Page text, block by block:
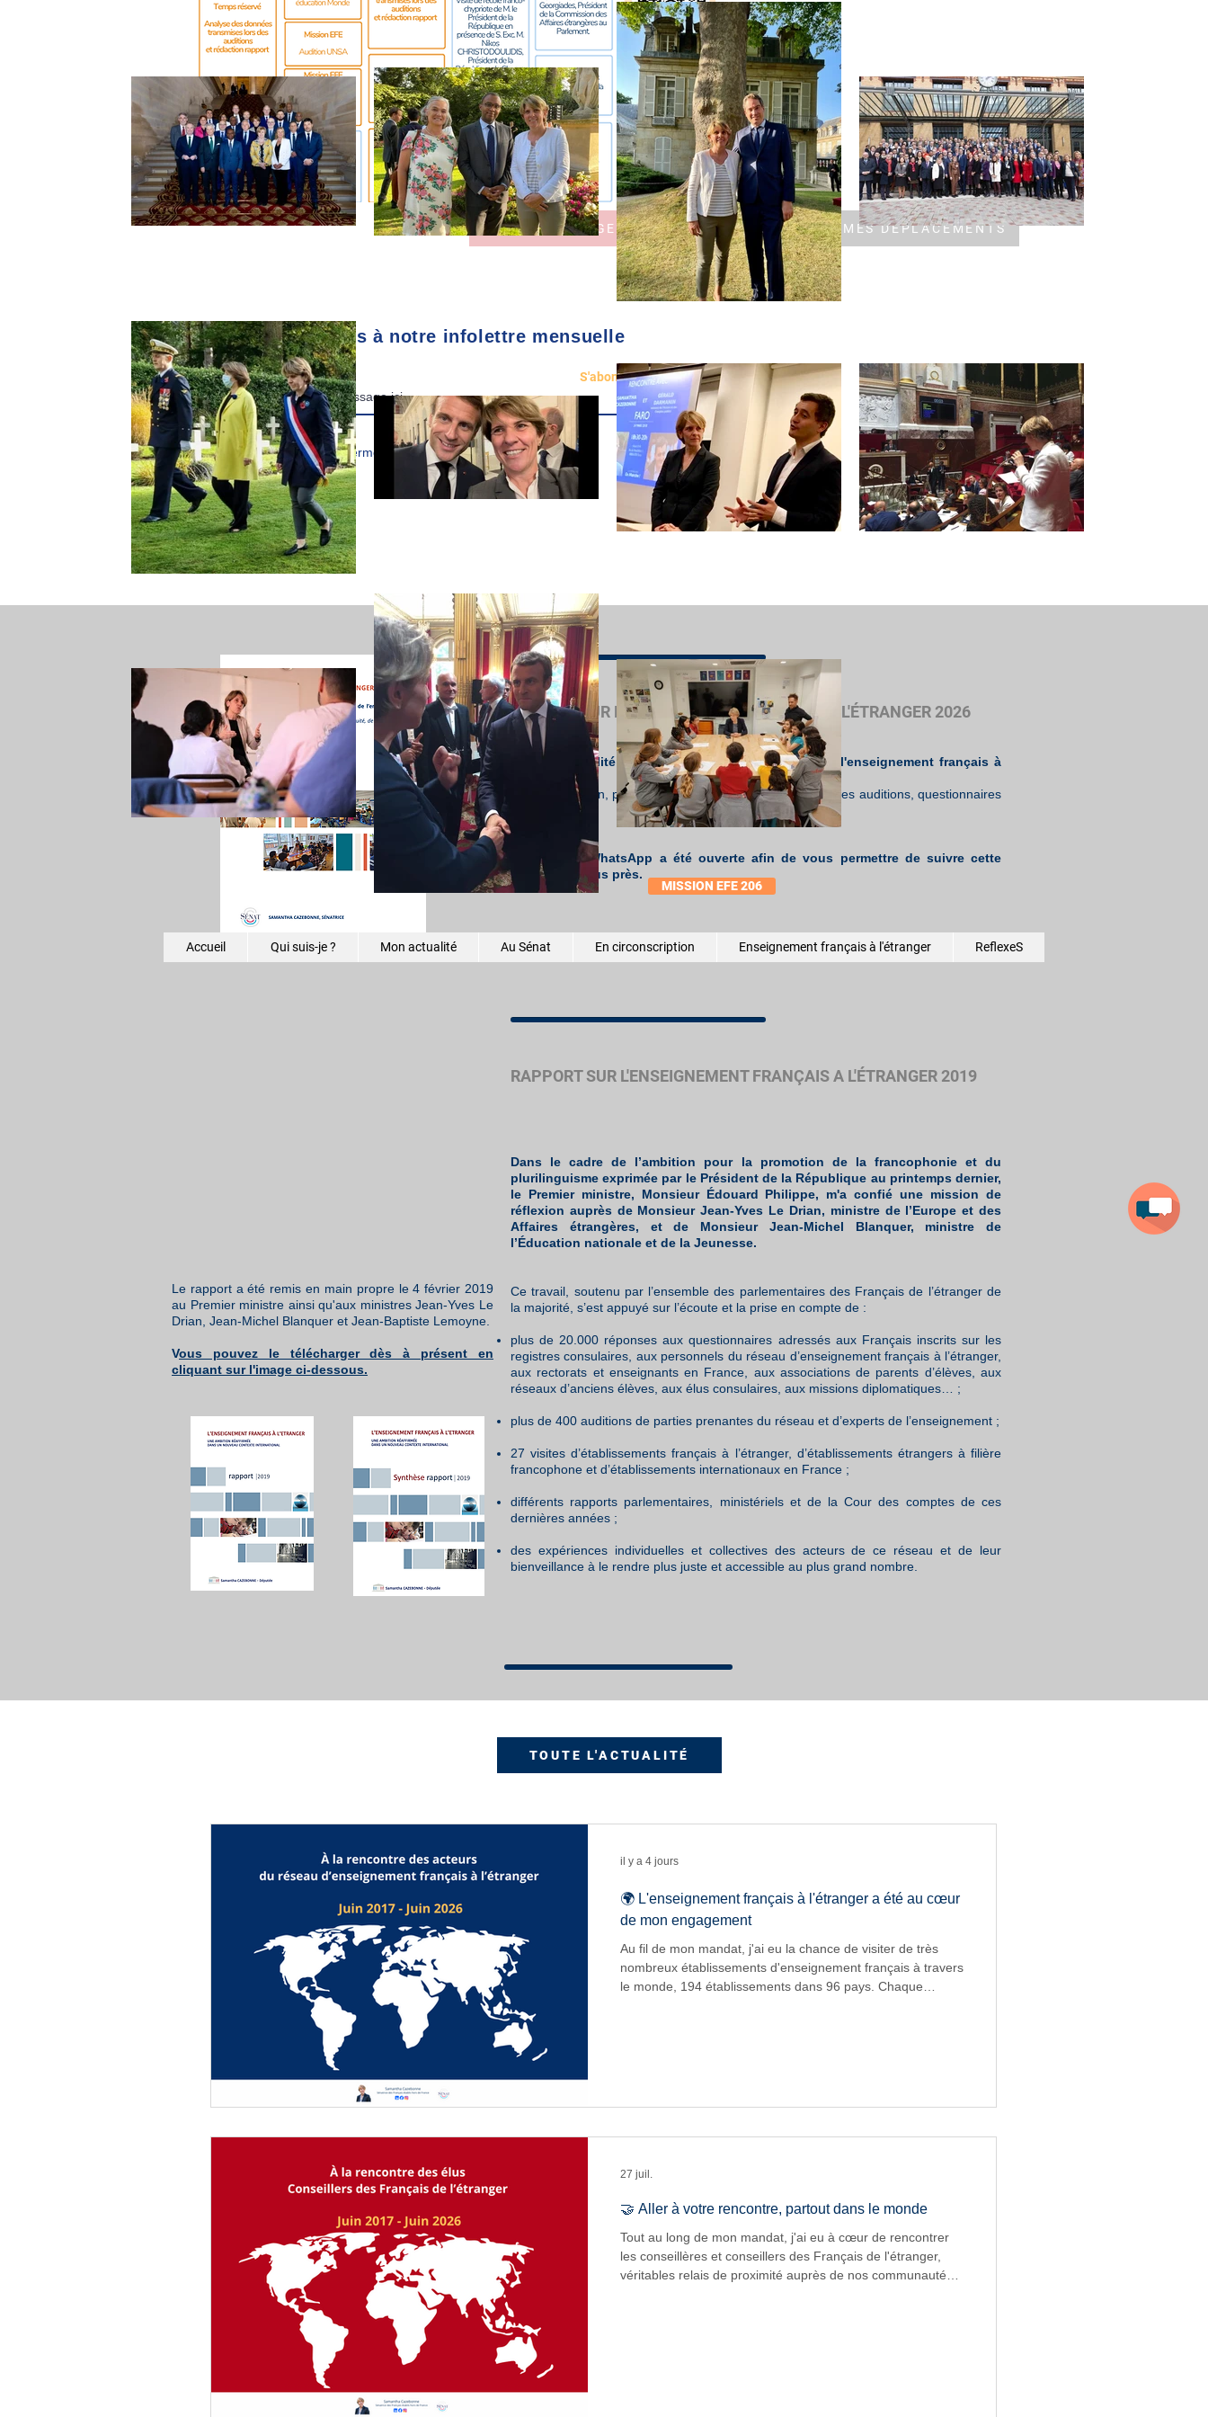
TOUS LES AGENDAS
Abonnez-vous à notre infolettre mensuelle
E-mail S'abonner
J’accepte les termes et conditions
SUIVRE MES DÉPLACEMENTS
MISSION SUR L'ENSEIGNEMENT FRANÇAIS A L'ÉTRANGER 2026
Suivez l'actualité de la mission dédiée à l'avenir de l'enseignement français à
l'étranger :
lettre de mission, points d'étape hebdomadaire, agenda des auditions, questionnaires
Une chaîne WhatsApp a été ouverte afin de vous permettre de suivre cette
mission au plus près.
MISSION EFE 206
Le rapport a été remis en main propre le 4 février 2019
au Premier ministre ainsi qu'aux ministres Jean-Yves Le
Drian, Jean-Michel Blanquer et Jean-Baptiste Lemoyne.
Vous pouvez le télécharger dès à présent en
cliquant sur l'image ci-dessous.
RAPPORT SUR L'ENSEIGNEMENT FRANÇAIS A L'ÉTRANGER 2019
Dans le cadre de l’ambition pour la promotion de la francophonie et du
plurilinguisme exprimée par le Président de la République au printemps dernier,
le Premier ministre, Monsieur Édouard Philippe, m'a confié une mission de
réflexion auprès de Monsieur Jean-Yves Le Drian, ministre de l’Europe et des
Affaires étrangères, et de Monsieur Jean-Michel Blanquer, ministre de
l’Éducation nationale et de la Jeunesse.
Ce travail, soutenu par l’ensemble des parlementaires des Français de l’étranger de
la majorité, s’est appuyé sur l’écoute et la prise en compte de :
plus de 20.000 réponses aux questionnaires adressés aux Français inscrits sur les
registres consulaires, aux personnels du réseau d’enseignement français à l’étranger,
aux rectorats et enseignants en France, aux associations de parents d’élèves, aux
réseaux d’anciens élèves, aux élus consulaires, aux missions diplomatiques… ;
plus de 400 auditions de parties prenantes du réseau et d’experts de l’enseignement ;
27 visites d’établissements français à l’étranger, d’établissements étrangers à filière
francophone et d’établissements internationaux en France ;
différents rapports parlementaires, ministériels et de la Cour des comptes de ces
dernières années ;
des expériences individuelles et collectives des acteurs de ce réseau et de leur
bienveillance à le rendre plus juste et accessible au plus grand nombre.
TOUTE L'ACTUALITÉ
🌍 L'enseignement français à l'étranger a été au cœur
de mon engagement
Au fil de mon mandat, j'ai eu la chance de visiter de très
nombreux établissements d'enseignement français à travers
le monde, 194 établissements dans 96 pays. Chaque
il y a 4 jours
🤝 Aller à votre rencontre, partout dans le monde
Tout au long de mon mandat, j'ai eu à cœur de rencontrer
les conseillères et conseillers des Français de l'étranger,
véritables relais de proximité auprès de nos communautés
27 juil.
Accueil Qui suis-je ? Mon actualité Au Sénat En circonscription Enseignement français à l'étranger ReflexeS